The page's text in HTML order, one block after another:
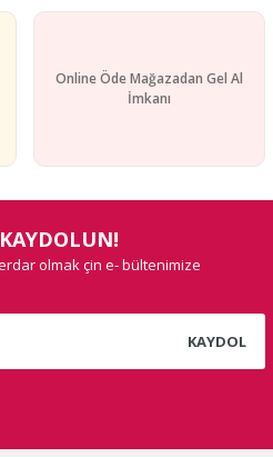
Online Öde Mağazadan Gel Al
İmkanı
olmak çin e- bültenimize
KAYDOL